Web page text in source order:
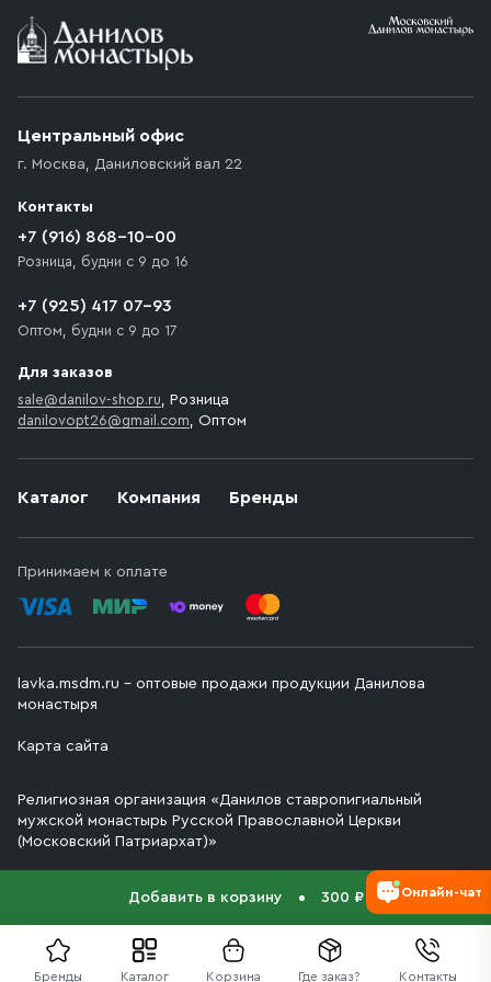
Бренды Каталог Корзина Где заказ? Контакты
Добавить в корзину 300 ₽
Условия доставки
возникают препятствия для подъезда автомобиля,
которое максимально близко к месту запланированной
движения. Если на территории места назначения
доставки предусмотрен платный въезд, то Покупателю
необходимо компенсировать стоимость въезда
Каталог Компания Бренды
Принимаем к оплате
Центральный офис
г. Москва, Даниловский вал 22
Контакты
+7 (916) 868-10-00
Розница, будни с 9 до 16
+7 (925) 417 07-93
Оптом, будни с 9 до 17
Для заказов
sale@danilov-shop.ru, Розница
danilovopt26@gmail.com, Оптом
lavka.msdm.ru – оптовые продажи продукции Данилова
монастыря
Карта сайта
Религиозная организация «Данилов ставропигиальный
мужской монастырь Русской Православной Церкви
(Московский Патриархат)»
Онлайн-чат